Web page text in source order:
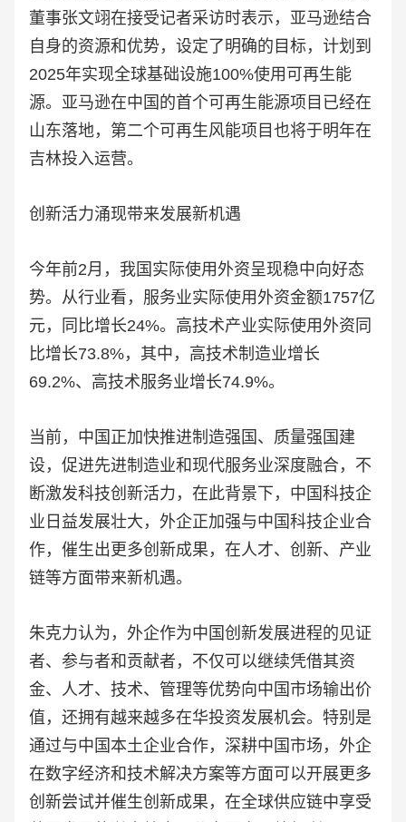
董事张文翊在接受记者采访时表示，亚马逊结合
自身的资源和优势，设定了明确的目标，计划到
2025年实现全球基础设施100%使用可再生能
源。亚马逊在中国的首个可再生能源项目已经在
山东落地，第二个可再生风能项目也将于明年在
吉林投入运营。
创新活力涌现带来发展新机遇
今年前2月，我国实际使用外资呈现稳中向好态
势。从行业看，服务业实际使用外资金额1757亿
元，同比增长24%。高技术产业实际使用外资同
比增长73.8%，其中，高技术制造业增长
69.2%、高技术服务业增长74.9%。
当前，中国正加快推进制造强国、质量强国建
设，促进先进制造业和现代服务业深度融合，不
断激发科技创新活力，在此背景下，中国科技企
业日益发展壮大，外企正加强与中国科技企业合
作，催生出更多创新成果，在人才、创新、产业
链等方面带来新机遇。
朱克力认为，外企作为中国创新发展进程的见证
者、参与者和贡献者，不仅可以继续凭借其资
金、人才、技术、管理等优势向中国市场输出价
值，还拥有越来越多在华投资发展机会。特别是
通过与中国本土企业合作，深耕中国市场，外企
在数字经济和技术解决方案等方面可以开展更多
创新尝试并催生创新成果，在全球供应链中享受